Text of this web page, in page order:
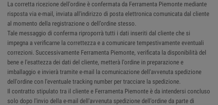
La corretta ricezione dell'ordine è confermata da Ferramenta Piemonte mediante
risposta via e-mail, inviata all'indirizzo di posta elettronica comunicata dal cliente
al momento della registrazione o dell’ordine stesso.
Tale messaggio di conferma riproporrà tutti i dati inseriti dal cliente che si
impegna a verificarne la correttezza e a comunicare tempestivamente eventuali
correzioni. Successivamente Ferramenta Piemonte, verificata la disponibilità del
bene e l'esattezza dei dati del cliente, metterà l’ordine in preparazione e
imballaggio e invierà tramite e-mail la comunicazione dell'avvenuta spedizione
dell'ordine con l'eventuale tracking number per tracciare la spedizione.
Il contratto stipulato tra il cliente e Ferramenta Piemonte è da intendersi concluso
solo dopo l'invio della e-mail dell'avvenuta spedizione dell'ordine da parte di